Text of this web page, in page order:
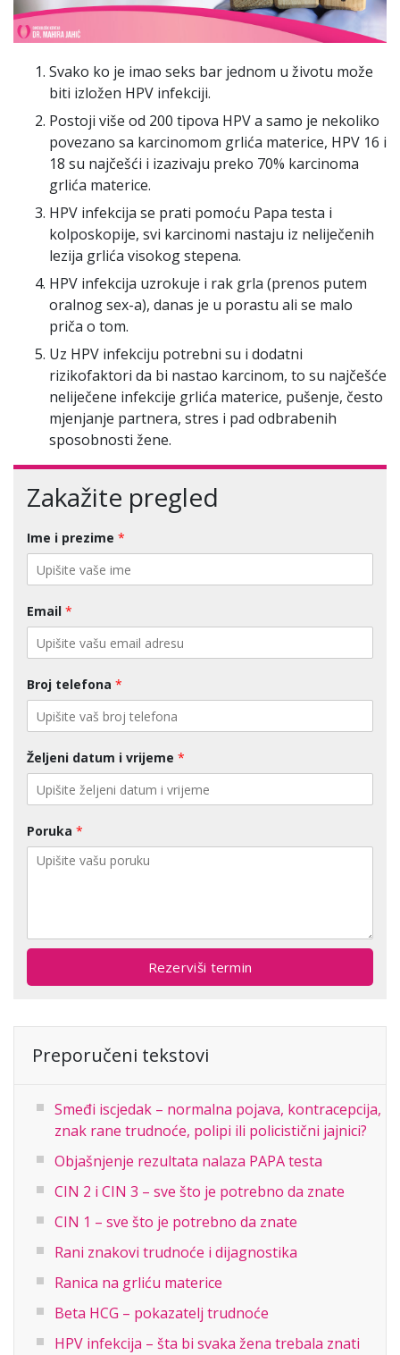
Svako ko je imao seks bar jednom u životu može
biti izložen HPV infekciji.
Postoji više od 200 tipova HPV a samo je nekoliko
povezano sa karcinomom grlića materice, HPV 16 i
18 su najčešći i izazivaju preko 70% karcinoma
grlića materice.
HPV infekcija se prati pomoću Papa testa i
kolposkopije, svi karcinomi nastaju iz neliječenih
lezija grlića visokog stepena.
HPV infekcija uzrokuje i rak grla (prenos putem
oralnog sex-a), danas je u porastu ali se malo
priča o tom.
Uz HPV infekciju potrebni su i dodatni
rizikofaktori da bi nastao karcinom, to su najčešće
neliječene infekcije grlića materice, pušenje, često
mjenjanje partnera, stres i pad odbrabenih
sposobnosti žene.
Zakažite pregled
Ime i prezime *
Email *
Broj telefona *
Željeni datum i vrijeme *
Poruka *
Rezerviši termin
Preporučeni tekstovi
Smeđi iscjedak – normalna pojava, kontracepcija,
znak rane trudnoće, polipi ili policistični jajnici?
Objašnjenje rezultata nalaza PAPA testa
CIN 2 i CIN 3 – sve što je potrebno da znate
CIN 1 – sve što je potrebno da znate
Rani znakovi trudnoće i dijagnostika
Ranica na grliću materice
Beta HCG – pokazatelj trudnoće
HPV infekcija – šta bi svaka žena trebala znati